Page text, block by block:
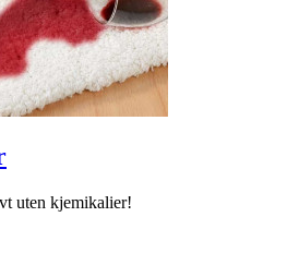
uten kjemikalier!